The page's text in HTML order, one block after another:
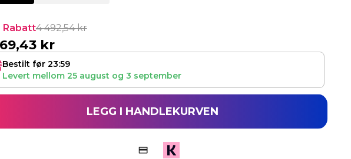
Rabatt4 492,54kr
kr
Bestilt før 23:59
Levert mellom 25 august og 3 september
LEGG I HANDLEKURVEN